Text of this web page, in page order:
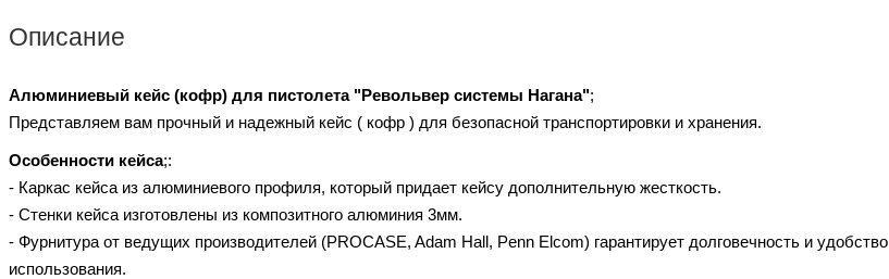
Описание
Алюминиевый кейс (кофр) для пистолета "Револьвер системы Нагана";
Представляем вам прочный и надежный кейс ( кофр ) для безопасной транспортировки и хранения.
Особенности кейса;:
- Каркас кейса из алюминиевого профиля, который придает кейсу дополнительную жесткость.
- Стенки кейса изготовлены из композитного алюминия 3мм.
- Фурнитура от ведущих производителей (PROCASE, Adam Hall, Penn Elcom) гарантирует долговечность и удобство
использования.